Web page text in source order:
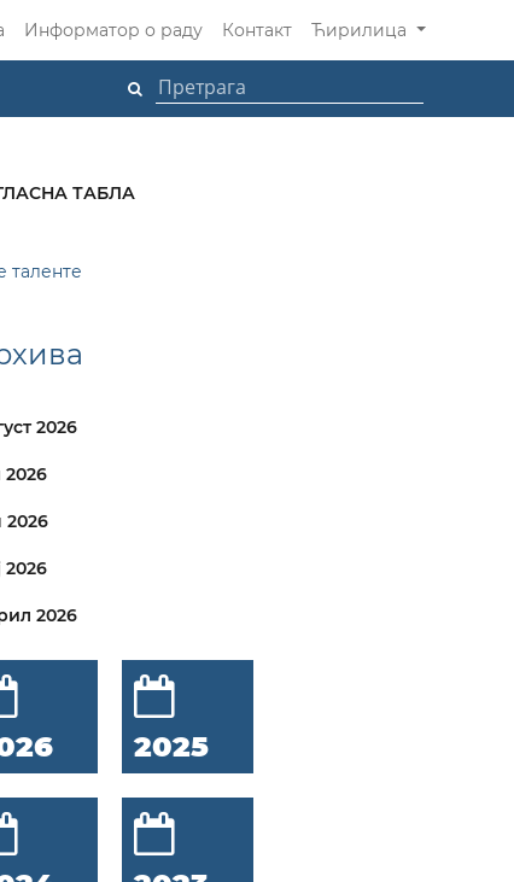
Информатор о раду Контакт Ћирилица
ТАБЛА
таленте
2026
2026
2026
2026
2026
2025